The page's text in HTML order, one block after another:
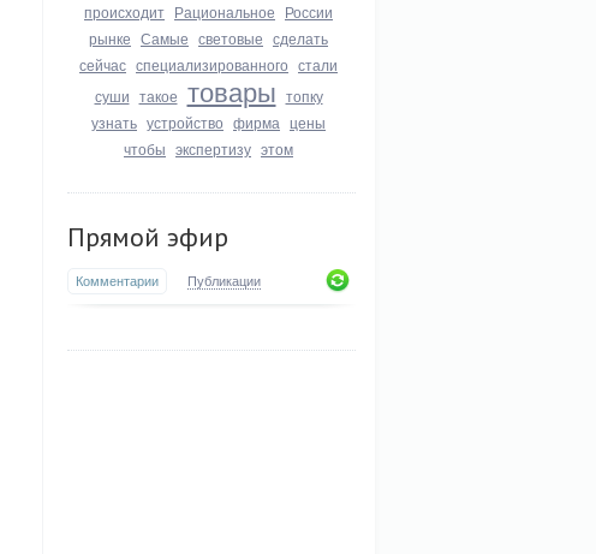
происходит Рациональное России
рынке Самые световые сделать
сейчас специализированного стали
суши такое товары топку
узнать устройство фирма цены
чтобы экспертизу этом
Прямой эфир
Комментарии Публикации